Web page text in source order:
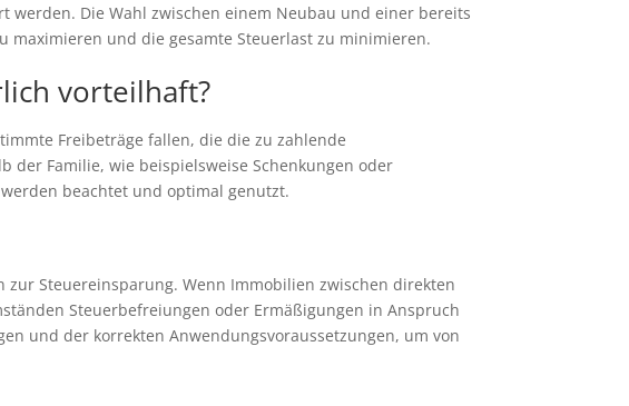
Die Wahl zwischen einem Neubau und einer bereits
und die gesamte Steuerlast zu minimieren.
vorteilhaft?
Freibeträge fallen, die die zu zahlende
Familie, wie beispielsweise Schenkungen oder
beachtet und optimal genutzt.
Steuereinsparung. Wenn Immobilien zwischen direkten
Steuerbefreiungen oder Ermäßigungen in Anspruch
und der korrekten Anwendungsvoraussetzungen, um von